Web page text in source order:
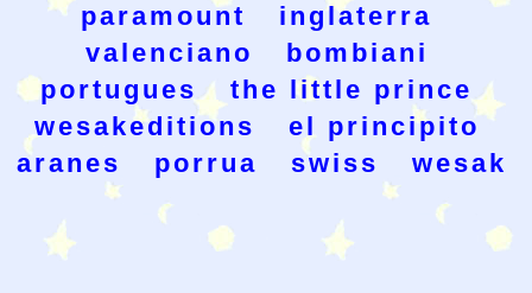
paramount
inglaterra
valenciano
bombiani
portugues
the little prince
wesakeditions
el principito
aranes
porrua swiss wesak